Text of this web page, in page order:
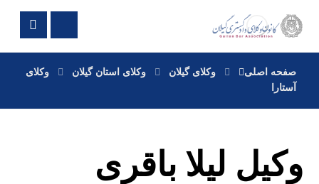
صفحه اصلی وکلای گیلان وکلای استان گیلان
وکلای
آستارا
وکیل لیلا باقری